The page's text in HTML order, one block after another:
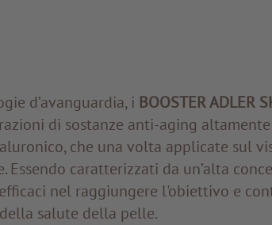
d’avanguardia, i BOOSTER ADLER
di sostanze anti-aging
che una volta applicate sul
Essendo caratterizzati da un’alta
nel raggiungere l'obiettivo e
salute della pelle.